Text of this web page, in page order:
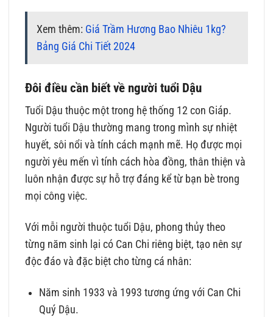
Xem thêm: Giá Trầm Hương Bao Nhiêu 1kg?
Bảng Giá Chi Tiết 2024
Đôi điều cần biết về người tuổi Dậu
Tuổi Dậu thuộc một trong hệ thống 12 con Giáp.
Người tuổi Dậu thường mang trong mình sự nhiệt
huyết, sôi nổi và tính cách mạnh mẽ. Họ được mọi
người yêu mến vì tính cách hòa đồng, thân thiện và
luôn nhận được sự hỗ trợ đáng kể từ bạn bè trong
mọi công việc.
Với mỗi người thuộc tuổi Dậu, phong thủy theo
từng năm sinh lại có Can Chi riêng biệt, tạo nên sự
độc đáo và đặc biệt cho từng cá nhân:
Năm sinh 1933 và 1993 tương ứng với Can Chi
Quý Dậu.